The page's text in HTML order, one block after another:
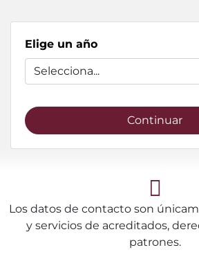
Elige un año
Selecciona...
Continuar
Los datos de contacto son
y servicios de acreditados,
patrones.